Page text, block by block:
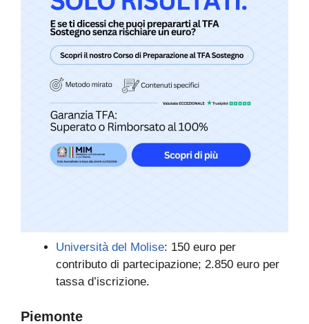
Università del Molise: 150 euro per
contributo di partecipazione; 2.850 euro per
tassa d’iscrizione.
Piemonte